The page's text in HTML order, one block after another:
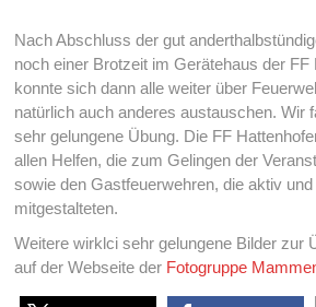
Nach Abschluss der gut
noch einer Brotzeit im Gerätehaus der FF
konnte sich dann alle weiter über
natürlich auch anderes austauschen. Wir
sehr gelungene Übung. Die FF
allen Helfen, die zum Gelingen der
sowie den Gastfeuerwehren, die aktiv
mitgestalteten.
Weitere wirklci sehr gelungene Bilder zur
auf der Webseite der Fotogruppe